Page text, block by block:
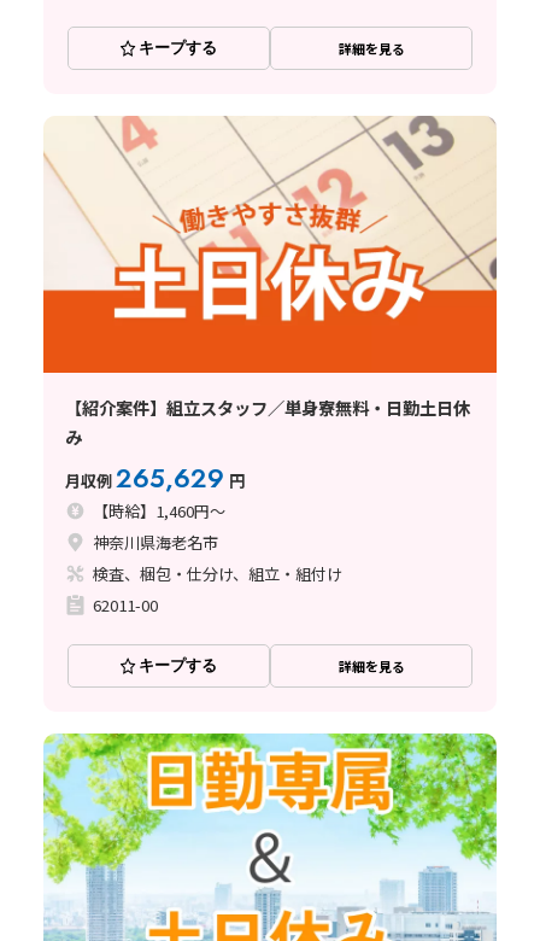
キープする 詳細を見る
【紹介案件】組立スタッフ／単身寮無料・日勤土日休
み
月収例265,629 円
【時給】1,460円～
神奈川県海老名市
検査、梱包・仕分け、組立・組付け
62011-00
キープする 詳細を見る